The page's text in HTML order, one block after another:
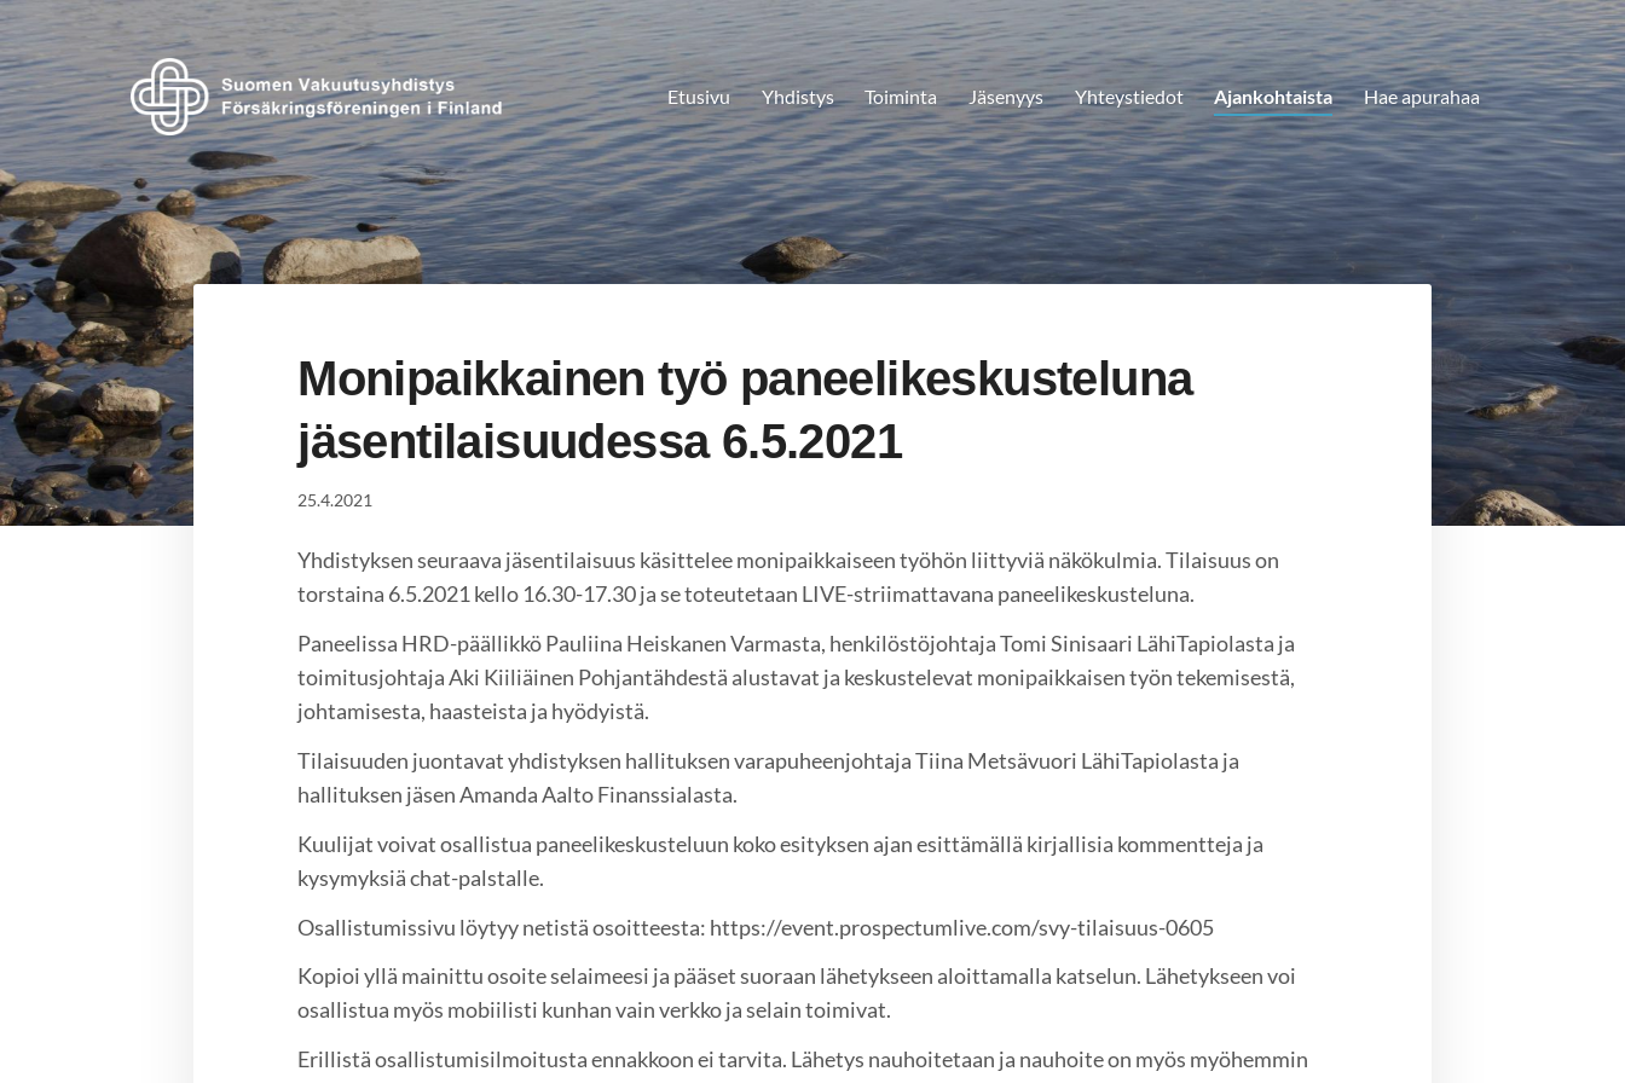
Siirry
sivun
sisältöön
Suomen Vakuutusyhdistys ry Etusivu Yhdistys Toiminta Jäsenyys Yhteystiedot Ajankohtaista Hae apurahaa
Monipaikkainen työ paneelikeskusteluna
jäsentilaisuudessa 6.5.2021
25.4.2021
Yhdistyksen seuraava jäsentilaisuus käsittelee monipaikkaiseen työhön liittyviä näkökulmia. Tilaisuus on
torstaina 6.5.2021 kello 16.30-17.30 ja se toteutetaan LIVE-striimattavana paneelikeskusteluna.
Paneelissa HRD-päällikkö Pauliina Heiskanen Varmasta, henkilöstöjohtaja Tomi Sinisaari LähiTapiolasta ja
toimitusjohtaja Aki Kiiliäinen Pohjantähdestä alustavat ja keskustelevat monipaikkaisen työn tekemisestä,
johtamisesta, haasteista ja hyödyistä.
Tilaisuuden juontavat yhdistyksen hallituksen varapuheenjohtaja Tiina Metsävuori LähiTapiolasta ja
hallituksen jäsen Amanda Aalto Finanssialasta.
Kuulijat voivat osallistua paneelikeskusteluun koko esityksen ajan esittämällä kirjallisia kommentteja ja
kysymyksiä chat-palstalle.
Osallistumissivu löytyy netistä osoitteesta: https://event.prospectumlive.com/svy-tilaisuus-0605
Kopioi yllä mainittu osoite selaimeesi ja pääset suoraan lähetykseen aloittamalla katselun. Lähetykseen voi
osallistua myös mobiilisti kunhan vain verkko ja selain toimivat.
Erillistä osallistumisilmoitusta ennakkoon ei tarvita. Lähetys nauhoitetaan ja nauhoite on myös myöhemmin